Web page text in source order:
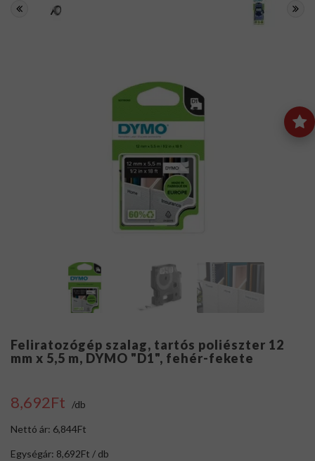
Feliratozógép szalag, tartós poliészter 12
mm x 5,5 m, DYMO "D1", fehér-fekete
8,692Ft /db
Nettó ár: 6,844Ft
Egységár: 8,692Ft / db